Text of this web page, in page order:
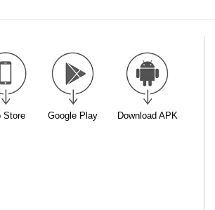
Store Google Play Download APK